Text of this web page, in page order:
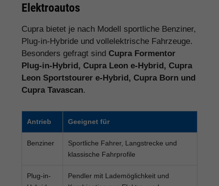
Elektroautos
Cupra bietet je nach Modell sportliche Benziner,
Plug-in-Hybride und vollelektrische Fahrzeuge.
Besonders gefragt sind Cupra Formentor
Plug-in-Hybrid, Cupra Leon e-Hybrid, Cupra
Leon Sportstourer e-Hybrid, Cupra Born und
Cupra Tavascan.
Antrieb Geeignet für
Benziner
Sportliche Fahrer, Langstrecke und
klassische Fahrprofile
Plug-in-
Pendler mit Lademöglichkeit und